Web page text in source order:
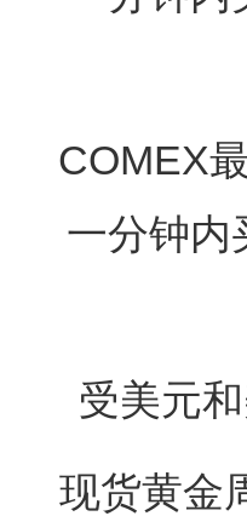
COMEX
一分钟内
受美元
现货黄金